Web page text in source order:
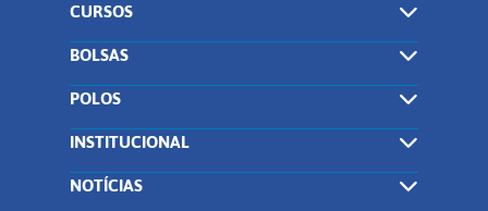
CURSOS
BOLSAS
POLOS
INSTITUCIONAL
NOTÍCIAS